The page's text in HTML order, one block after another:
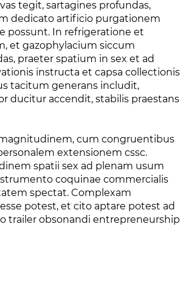
tegit, sartagines profundas,
dedicato artificio purgationem
possunt. In refrigeratione et
et gazophylacium siccum
praeter spatium in sex et ad
instructa et capsa collectionis
tacitum generans includit,
ducitur accendit, stabilis praestans
cum congruentibus
extensionem cssc.
spatii sex ad plenam usum
coquinae commercialis
spectat. Complexam
potest, et cito aptare potest ad
trailer obsonandi entrepreneurship